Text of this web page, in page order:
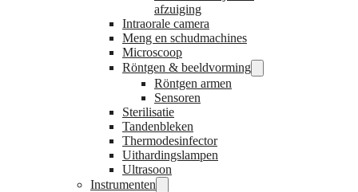
afzuiging
Intraorale camera
Meng en schudmachines
Microscoop
Röntgen & beeldvorming
Röntgen armen
Sensoren
Sterilisatie
Tandenbleken
Thermodesinfector
Uithardingslampen
Ultrasoon
Instrumenten